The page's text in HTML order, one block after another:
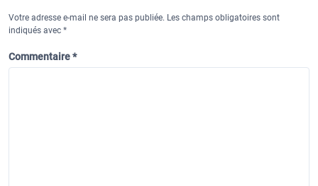
a
i
Votre adresse e-mail ne sera pas publiée. Les champs obligatoires sont
indiqués avec *
Commentaire*